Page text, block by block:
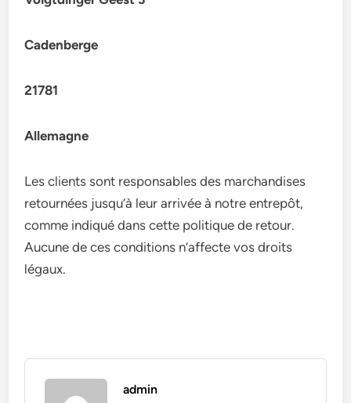
Cadenberge
21781
Allemagne
Les clients sont responsables des marchandises
retournées jusqu’à leur arrivée à notre entrepôt,
comme indiqué dans cette politique de retour.
Aucune de ces conditions n’affecte vos droits
légaux.
admin